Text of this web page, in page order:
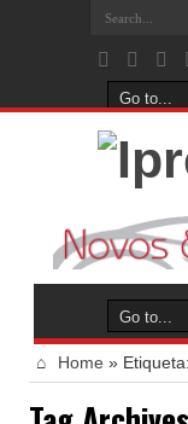
Home » Etiqueta: